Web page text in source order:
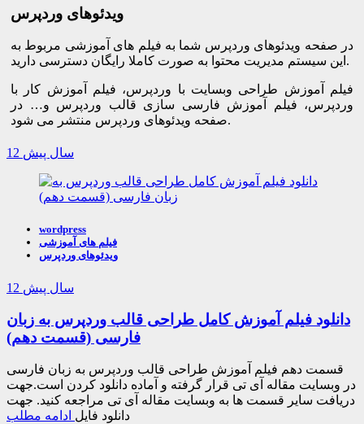
ویدئوهای وردپرس
در صفحه ویدئوهای وردپرس شما به فیلم های آموزشی مربوط به
این سیستم مدیریت محتوا به صورت کاملا رایگان دسترسی دارید.
فیلم آموزش طراحی وبسایت با وردپرس، فیلم آموزش کار با
وردپرس، فیلم آموزش فارسی سازی قالب وردپرس و… در
صفحه ویدئوهای وردپرس منتشر می شود.
12 سال پیش
wordpress
فیلم های آموزشی
ویدئوهای وردپرس
12 سال پیش
دانلود فیلم آموزش کامل طراحی قالب وردپرس به زبان
فارسی (قسمت دهم)
قسمت دهم فیلم آموزش طراحی قالب وردپرس به زبان فارسی
در وبسایت مقاله آی تی قرار گرفته و آماده دانلود کردن است.جهت
دریافت سایر قسمت ها به وبسایت مقاله آی تی مراجعه کنید. جهت
دانلود فایل ادامه مطلب